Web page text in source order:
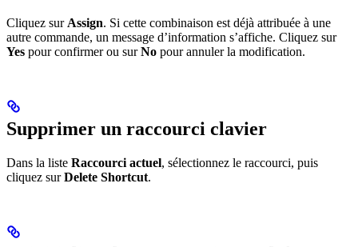
Cliquez sur Assign. Si cette combinaison est déjà attribuée à une
autre commande, un message d’information s’affiche. Cliquez sur
Yes pour confirmer ou surNo pour annuler la modification.
Supprimer un raccourci clavier
Dans la liste Raccourci actuel, sélectionnez le raccourci, puis
cliquez surDelete Shortcut.